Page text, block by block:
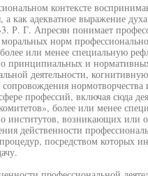
контексте
а как адекватное выражение
Р. Г. Апресян понимает
норм
или менее специальную
принципиальных и
деятельности,
сопровождения
профессий, включая сюда
более или менее
институтов, возникающих или
действенности
посредством которых